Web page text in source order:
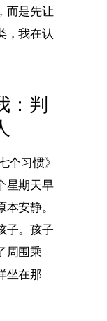
而是先让
，我在认
：判
个习惯》
星期天早
安静。
子。孩子
周围乘
坐在那